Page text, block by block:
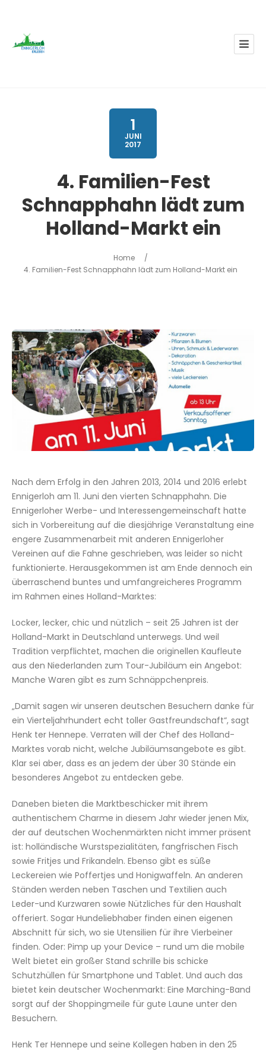
1
JUNI
2017
4. Familien-Fest
Schnapphahn lädt zum
Holland-Markt ein
Home
/
4. Familien-Fest Schnapphahn lädt zum Holland-Markt ein
Nach dem Erfolg in den Jahren 2013, 2014 und 2016 erlebt
Ennigerloh am 11. Juni den vierten Schnapphahn. Die
Ennigerloher Werbe- und Interessengemeinschaft hatte
sich in Vorbereitung auf die diesjährige Veranstaltung eine
engere Zusammenarbeit mit anderen Ennigerloher
Vereinen auf die Fahne geschrieben, was leider so nicht
funktionierte. Herausgekommen ist am Ende dennoch ein
überraschend buntes und umfangreicheres Programm
im Rahmen eines Holland-Marktes:
Locker, lecker, chic und nützlich – seit 25 Jahren ist der
Holland-Markt in Deutschland unterwegs. Und weil
Tradition verpflichtet, machen die originellen Kaufleute
aus den Niederlanden zum Tour-Jubiläum ein Angebot:
Manche Waren gibt es zum Schnäppchenpreis.
„Damit sagen wir unseren deutschen Besuchern danke für
ein Vierteljahrhundert echt toller Gastfreundschaft“, sagt
Henk ter Hennepe. Verraten will der Chef des Holland-
Marktes vorab nicht, welche Jubiläumsangebote es gibt.
Klar sei aber, dass es an jedem der über 30 Stände ein
besonderes Angebot zu entdecken gebe.
Daneben bieten die Marktbeschicker mit ihrem
authentischem Charme in diesem Jahr wieder jenen Mix,
der auf deutschen Wochenmärkten nicht immer präsent
ist: holländische Wurstspezialitäten, fangfrischen Fisch
sowie Fritjes und Frikandeln. Ebenso gibt es süße
Leckereien wie Poffertjes und Honigwaffeln. An anderen
Ständen werden neben Taschen und Textilien auch
Leder-und Kurzwaren sowie Nützliches für den Haushalt
offeriert. Sogar Hundeliebhaber finden einen eigenen
Abschnitt für sich, wo sie Utensilien für ihre Vierbeiner
finden. Oder: Pimp up your Device – rund um die mobile
Welt bietet ein großer Stand schrille bis schicke
Schutzhüllen für Smartphone und Tablet. Und auch das
bietet kein deutscher Wochenmarkt: Eine Marching-Band
sorgt auf der Shoppingmeile für gute Laune unter den
Besuchern.
Henk Ter Hennepe und seine Kollegen haben in den 25